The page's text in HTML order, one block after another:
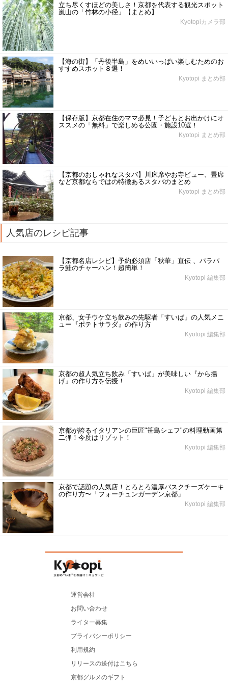
立ち尽くすほどの美しさ！京都を代表する観光スポット
嵐山の「竹林の小径」【まとめ】
Kyotopiカメラ部
【海の街】「丹後半島」をめいいっぱい楽しむためのお
すすめスポット８選！
Kyotopi まとめ部
【保存版】京都在住のママ必見！子どもとお出かけにオ
ススメの「無料」で楽しめる公園・施設10選！
Kyotopi まとめ部
【京都のおしゃれなスタバ】川床席やお寺ビュー、畳席
など京都ならではの特徴あるスタバのまとめ
Kyotopi まとめ部
人気店のレシピ記事
【京都名店レシピ】予約必須店「秋華」直伝 、パラパ
ラ鮭のチャーハン！超簡単！
Kyotopi 編集部
京都、女子ウケ立ち飲みの先駆者「すいば」の人気メニ
ュー『ポテトサラダ』の作り方
Kyotopi 編集部
京都の超人気立ち飲み「すいば」が美味しい『から揚
げ』の作り方を伝授！
Kyotopi 編集部
京都が誇るイタリアンの巨匠"笹島シェフ"の料理動画第
二弾！今度はリゾット！
Kyotopi 編集部
京都で話題の人気店！とろとろ濃厚バスクチーズケーキ
の作り方〜「フォーチュンガーデン京都」
Kyotopi 編集部
運営会社
お問い合わせ
ライター募集
プライバシーポリシー
利用規約
リリースの送付はこちら
京都グルメのギフト